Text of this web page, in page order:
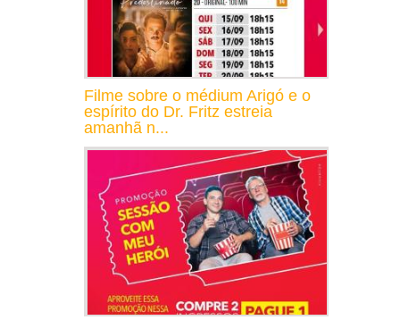
Filme sobre o médium Arigó e o
espírito do Dr. Fritz estreia
amanhã n...